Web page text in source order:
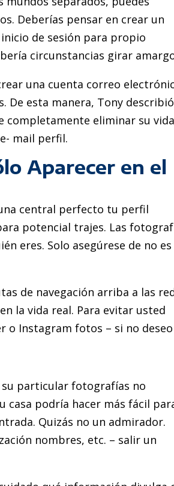
Deberías pensar en crear un
de sesión para propio
circunstancias girar
una cuenta correo
esta manera, Tony
completamente eliminar su
mail perfil.
Aparecer en el
central perfecto tu perfil
potencial trajes. Las
eres. Solo asegúrese de no es
de navegación arriba a las
la vida real. Para evitar usted
o Instagram fotos – si no deseo
su particular fotografías no
casa podría hacer más fácil
Quizás no un admirador.
nombres, etc. – salir un